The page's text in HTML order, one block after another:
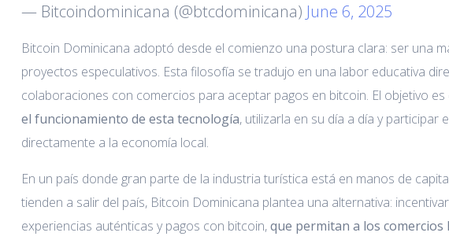
— Bitcoindominicana (@btcdominicana) June 6, 2025
Bitcoin Dominicana adoptó desde el comienzo una postura clara: ser una
proyectos especulativos. Esta filosofía se tradujo en una labor educativa
colaboraciones con comercios para aceptar pagos en bitcoin. El objetivo es
el funcionamiento de esta tecnología, utilizarla en su día a día y
directamente a la economía local.
En un país donde gran parte de la industria turística está en manos de
tienden a salir del país, Bitcoin Dominicana plantea una alternativa:
experiencias auténticas y pagos con bitcoin,que permitan a los